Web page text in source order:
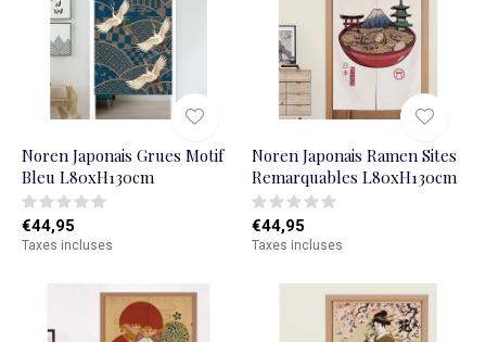
Noren Japonais Grues Motif
Bleu L80xH130cm
€44,95
Taxes incluses
Noren Japonais Ramen Sites
Remarquables L80xH130cm
€44,95
Taxes incluses